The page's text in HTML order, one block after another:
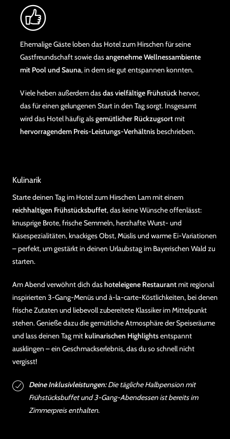
Ehemalige Gäste loben das Hotel zum Hirschen für seine
Gastfreundschaft sowie dasangenehme Wellnessambiente
mit Pool und Sauna, in dem sie gut entspannen konnten.
Viele heben außerdem dasdas vielfältige Frühstückhervor,
das für einen gelungenen Start in den Tag sorgt. Insgesamt
wird das Hotel häufig alsgemütlicher Rückzugsortmit
hervorragendem Preis‑Leistungs‑Verhältnisbeschrieben.
Kulinarik
Starte deinen Tag im Hotel zum Hirschen Lam mit einem
reichhaltigen Frühstücksbuffet, das keine Wünsche offenlässt:
knusprige Brote, frische Semmeln, herzhafte Wurst- und
Käsespezialitäten, knackiges Obst, Müslis und warme Ei-Variationen
– perfekt, um gestärkt in deinen Urlaubstag im Bayerischen Wald zu
starten.
Am Abend verwöhnt dich dashoteleigene Restaurantmit regional
inspirierten 3-Gang-Menüs und à-la-carte-Köstlichkeiten, bei denen
frische Zutaten und liebevoll zubereitete Klassiker im Mittelpunkt
stehen. Genieße dazu die gemütliche Atmosphäre der Speiseräume
und lass deinen Tag mitkulinarischen Highlightsentspannt
ausklingen – ein Geschmackserlebnis, das du so schnell nicht
vergisst!
Deine Inklusivleistungen:Die tägliche Halbpension mit
Frühstücksbuffet und 3-Gang-Abendessen ist bereits im
Zimmerpreis enthalten.